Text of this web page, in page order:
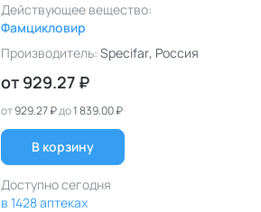
Действующее вещество:
Фамцикловир
Производитель: Specifar, Россия
от 929.27 ₽
от929.27 ₽до1 839.00 ₽
В корзину
Доступно сегодня
в 1428 аптеках